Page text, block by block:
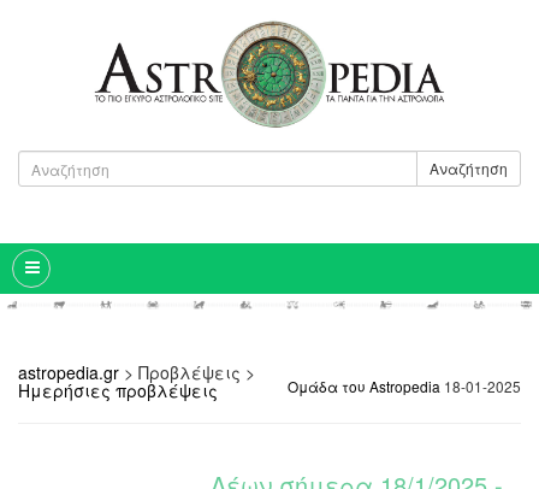
Αναζήτηση
Ομάδα του Astropedia 18-01-2025
astropedia.gr > Προβλέψεις >
Ημερήσιες προβλέψεις